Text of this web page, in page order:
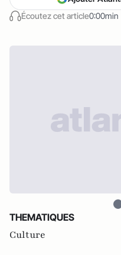
Écoutez cet article0:00min
THEMATIQUES
Culture